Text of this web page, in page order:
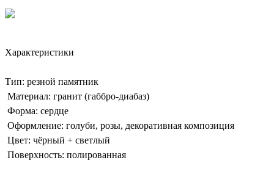
Характеристики
Тип: резной памятник
Материал: гранит (габбро-диабаз)
Форма: сердце
Оформление: голуби, розы, декоративная композиция
Цвет: чёрный + светлый
Поверхность: полированная